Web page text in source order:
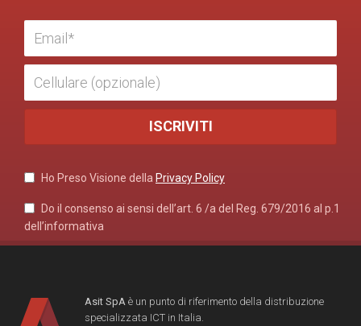
Ho Preso Visione della Privacy Policy
Do il consenso ai sensi dell’art. 6 /a del Reg. 679/2016 al p.1
dell’informativa
Asit SpA è un punto di riferimento della distribuzione
specializzata ICT in Italia.